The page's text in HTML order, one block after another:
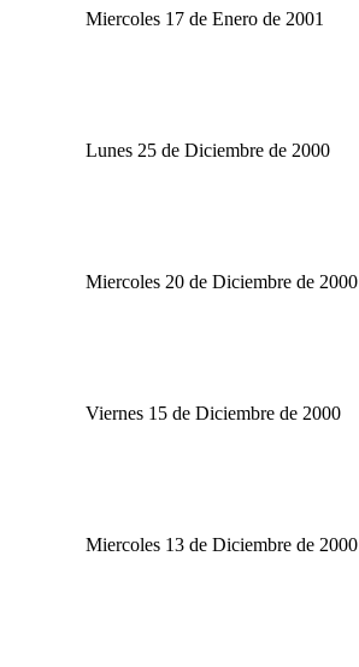
Miercoles 17 de Enero de 2001
Lunes 25 de Diciembre de 2000
Miercoles 20 de Diciembre de 2000
Viernes 15 de Diciembre de 2000
Miercoles 13 de Diciembre de 2000